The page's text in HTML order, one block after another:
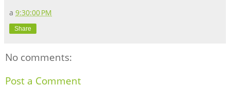
a 9:30:00 PM
Share
No comments:
Post a Comment